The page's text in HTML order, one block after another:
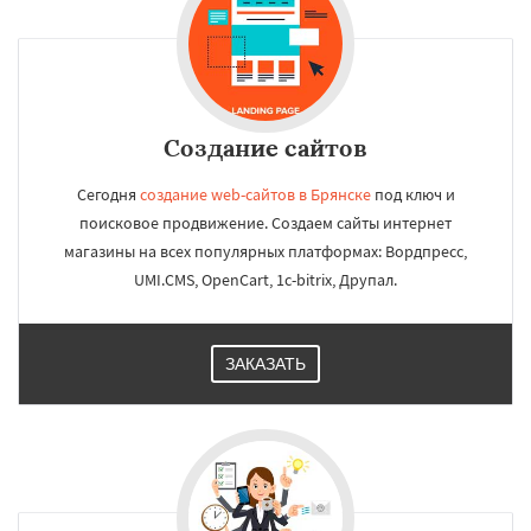
Создание сайтов
Сегодня создание web-сайтов в Брянскепод ключ и
поисковое продвижение. Создаем сайты интернет
магазины на всех популярных платформах: Вордпресс,
UMI.CMS, OpenCart, 1c-bitrix, Друпал.
ЗАКАЗАТЬ